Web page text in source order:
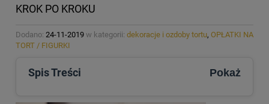
KROK PO KROKU
Dodano: 24-11-2019 w kategorii: dekoracje i ozdoby tortu, OPŁATKI NA
TORT / FIGURKI
Spis Treści Pokaż